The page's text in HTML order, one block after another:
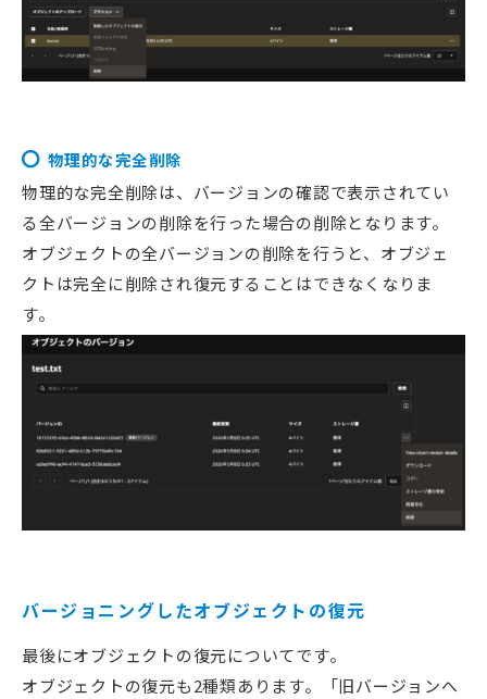
物理的な完全削除
物理的な完全削除は、バージョンの確認で表示されてい
る全バージョンの削除を行った場合の削除となります。
オブジェクトの全バージョンの削除を行うと、オブジェ
クトは完全に削除され復元することはできなくなりま
す。
バージョニングしたオブジェクトの復元
最後にオブジェクトの復元についてです。
オブジェクトの復元も2種類あります。「旧バージョンへ